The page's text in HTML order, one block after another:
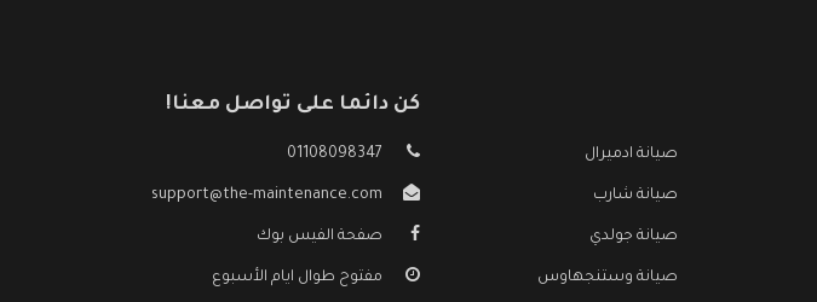
صيانة ادميرال
صيانة شارب
صيانة جولدي
صيانة وستنجهاوس
كن دائما على تواصل معنا!
01108098347
support@the-maintenance.com
صفحة الفيس بوك
مفتوح طوال ايام الأسبوع